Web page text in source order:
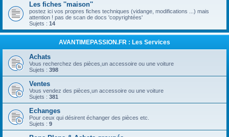
Les fiches ''maison''
postez ici vos propres fiches techniques (vidange, modifications ...) mais
attention ! pas de scan de docs 'copyrightées'
Sujets : 14
AVANTIMEPASSION.FR : Les Services
Achats
Vous recherchez des pièces,un accessoire ou une voiture
Sujets : 398
Ventes
Vous vendez des pièces,un accessoire ou une voiture
Sujets : 381
Echanges
Pour ceux qui désirent échanger des pièces etc.
Sujets : 9